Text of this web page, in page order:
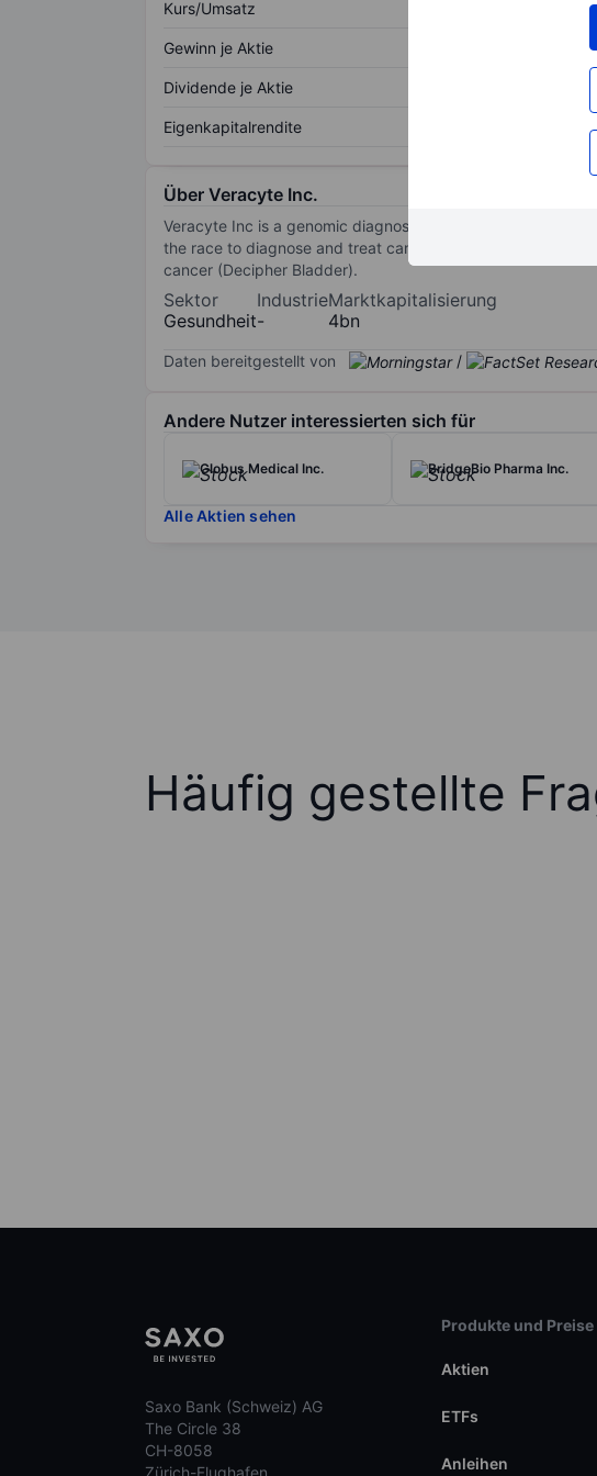
Kurs/Umsatz
Gewinn je Aktie
Dividende je Aktie
Eigenkapitalrendite
Über Veracyte Inc.
Veracyte Inc is a genomic diagnostics company. The
the race to diagnose and treat cancer. It offers tests for
cancer (Decipher Bladder).
Sektor
Gesundheit
Industrie
-
Marktkapitalisierung
4bn
Daten bereitgestellt von /
Andere Nutzer interessierten sich für
Globus Medical Inc. BridgeBio Pharma Inc.
Alle Aktien sehen
Häufig gestellte
Saxo Bank (Schweiz) AG
The Circle 38
CH-8058
Produkte und Preise
Aktien
ETFs
Anleihen